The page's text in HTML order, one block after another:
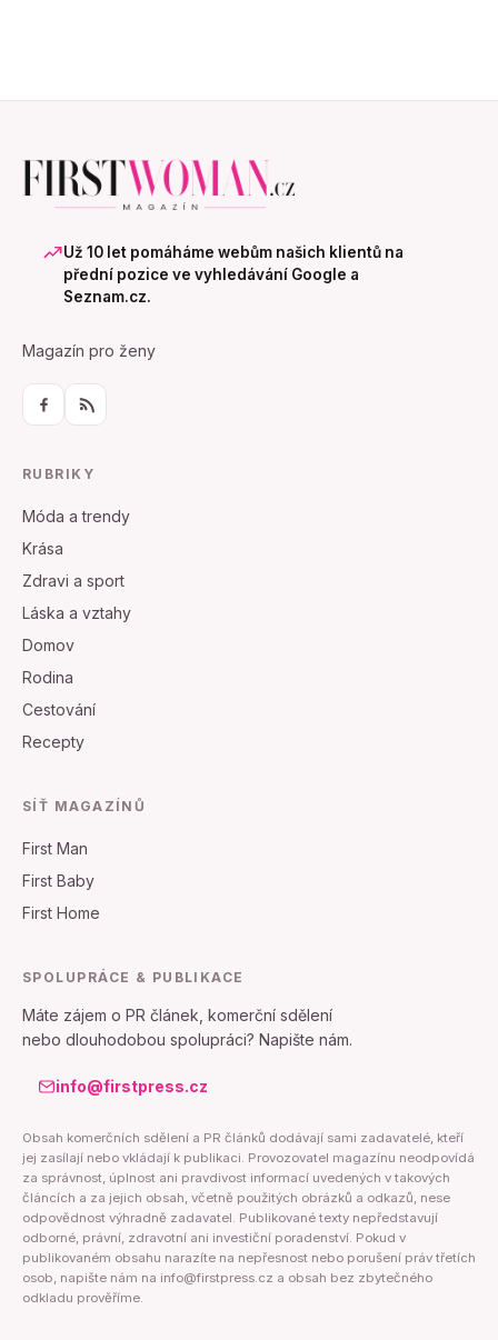
Už 10 let pomáháme webům našich klientů na
přední pozice ve vyhledávání Google a
Seznam.cz.
Magazín pro ženy
RUBRIKY
Móda a trendy
Krása
Zdravi a sport
Láska a vztahy
Domov
Rodina
Cestování
Recepty
SÍŤ MAGAZÍNŮ
First Man
First Baby
First Home
SPOLUPRÁCE & PUBLIKACE
Máte zájem o PR článek, komerční sdělení
nebo dlouhodobou spolupráci? Napište nám.
info@firstpress.cz
Obsah komerčních sdělení a PR článků dodávají sami zadavatelé, kteří
jej zasílají nebo vkládají k publikaci. Provozovatel magazínu neodpovídá
za správnost, úplnost ani pravdivost informací uvedených v takových
článcích a za jejich obsah, včetně použitých obrázků a odkazů, nese
odpovědnost výhradně zadavatel. Publikované texty nepředstavují
odborné, právní, zdravotní ani investiční poradenství. Pokud v
publikovaném obsahu narazíte na nepřesnost nebo porušení práv třetích
osob, napište nám na info@firstpress.cz a obsah bez zbytečného
odkladu prověříme.